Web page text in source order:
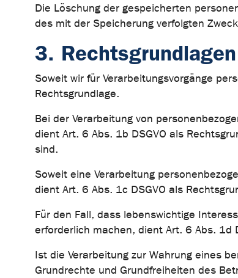
Die Löschung der gespeicherten
des mit der Speicherung verfolgten
3.
Soweit wir für Verarbeitungsvorgänge
Rechtsgrundlage.
Bei der Verarbeitung von
dient Art. 6 Abs. 1b DSGVO als
sind.
Soweit eine Verarbeitung
dient Art. 6 Abs. 1c DSGVO als
Für den Fall, dass lebenswichtige
erforderlich machen, dient Art. 6 Abs. 1d
Ist die Verarbeitung zur Wahrung eines
Grundrechte und Grundfreiheiten des